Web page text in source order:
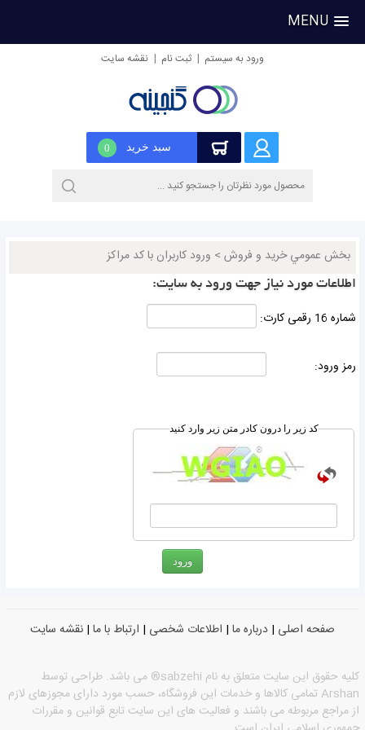
MENU
ورود به سیستم | ثبت نام | نقشه سایت
سبد خرید 0
بخش عمومي خريد و فروش> ورود کاربران با کد مراکز
اطلاعات مورد نیاز جهت ورود به سایت:
شماره 16 رقمی کارت:
رمز ورود:
کد زیر را درون کادر متن زیر وارد کنید
صفحه اصلی | درباره ما | اطلاعات شخصی | ارتباط با ما | نقشه سایت
كليه حقوق اين سايت متعلق به نام sabzehi® می باشد. طراحی توسط
Arshan تمامی كالاها و خدمات این فروشگاه، حسب مورد دارای مجوزهای لازم
از مراجع مربوطه می باشند و فعالیت های این سایت تابع قوانین و مقررات